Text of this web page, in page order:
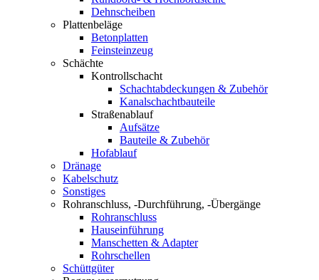
Dehnscheiben
Plattenbeläge
Betonplatten
Feinsteinzeug
Schächte
Kontrollschacht
Schachtabdeckungen & Zubehör
Kanalschachtbauteile
Straßenablauf
Aufsätze
Bauteile & Zubehör
Hofablauf
Dränage
Kabelschutz
Sonstiges
Rohranschluss, -Durchführung, -Übergänge
Rohranschluss
Hauseinführung
Manschetten & Adapter
Rohrschellen
Schüttgüter